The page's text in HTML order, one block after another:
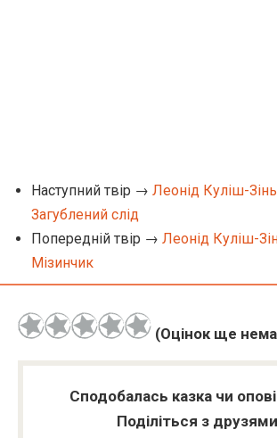
Наступний твір → Леонід Куліш-
Загублений слід
Попередній твір → Леонід Куліш-
Мізинчик
(Оцінок ще
Сподобалась казка чи
Поділіться з